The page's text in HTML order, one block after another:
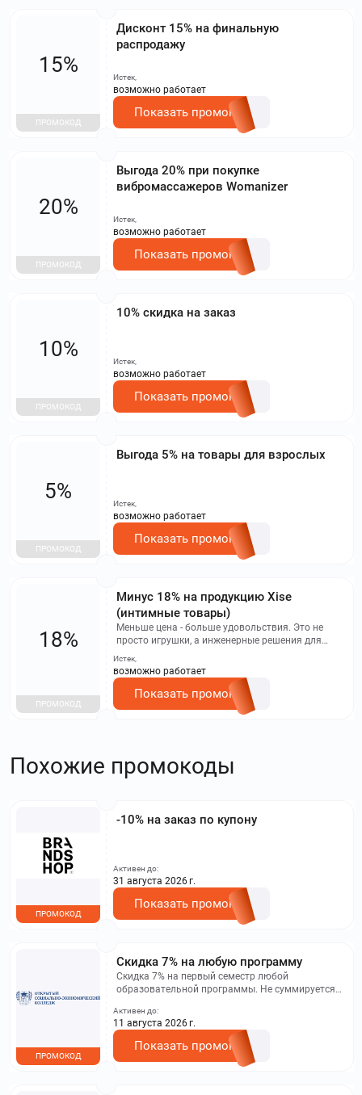
Дисконт 15% на финальную
распродажу
15%
ПРОМОКОД
Истек,
возможно работает
Показать промокод
Выгода 20% при покупке
вибромассажеров Womanizer
20%
ПРОМОКОД
Истек,
возможно работает
Показать промокод
10% скидка на заказ
10%
ПРОМОКОД
Истек,
возможно работает
Показать промокод
Выгода 5% на товары для взрослых
5%
ПРОМОКОД
Истек,
возможно работает
Показать промокод
Минус 18% на продукцию Xise
(интимные товары)
Меньше цена - больше удовольствия. Это не
просто игрушки, а инженерные решения для
вашего комфорта и наслаждения.
18%
ПРОМОКОД
Истек,
возможно работает
Показать промокод
Похожие промокоды
-10% на заказ по купону
ПРОМОКОД
Активен до:
31 августа 2026 г.
Показать промокод
Скидка 7% на любую программу
Скидка 7% на первый семестр любой
образовательной программы. Не суммируется с
на сайте.
ПРОМОКОД
Активен до:
11 августа 2026 г.
Показать промокод